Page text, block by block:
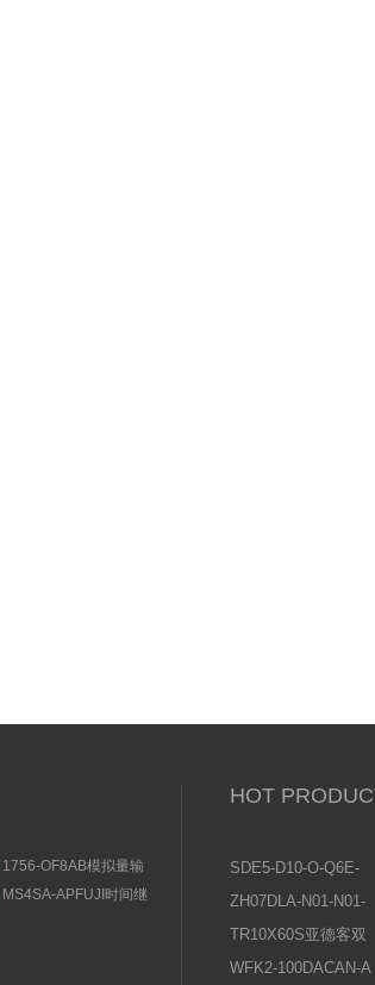
1756-OF8AB模拟量输
出模块尺寸结构图
MS4SA-APFUJI时间继
HOT
SDE5-D10-O-Q6E-
P-KFESTO费斯托压
ZH07DLA-N01-N01-
N01日本SMC真空发
TR10X60S亚德客双
轴气缸常见问题及原
WFK2-100DACAN-A